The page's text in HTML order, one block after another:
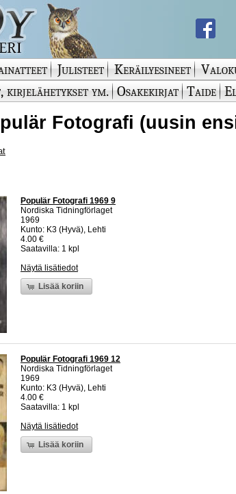
Julisteet Keräilyesineet
ym. Osakekirjat Taide
Fotografi (uusin
Populär Fotografi 1969 9
Nordiska Tidningförlaget
1969
Kunto: K3 (Hyvä), Lehti
4.00 €
Saatavilla: 1 kpl
Näytä lisätiedot
Lisää koriin
Populär Fotografi 1969 12
Nordiska Tidningförlaget
1969
Kunto: K3 (Hyvä), Lehti
4.00 €
Saatavilla: 1 kpl
Näytä lisätiedot
Lisää koriin